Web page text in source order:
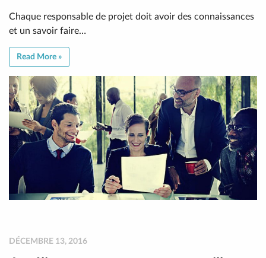
Chaque responsable de projet doit avoir des connaissances
et un savoir faire…
Read More »
DÉCEMBRE 13, 2016